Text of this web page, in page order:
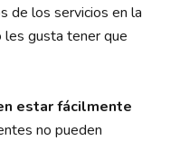
de los servicios en la
les gusta tener que
estar fácilmente
no pueden